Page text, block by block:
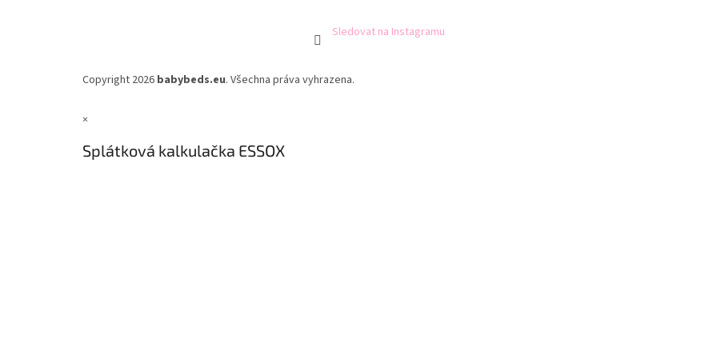
Sledovat na Instagramu
Copyright 2026 babybeds.eu. Všechna práva vyhrazena.
×
Splátková kalkulačka ESSOX